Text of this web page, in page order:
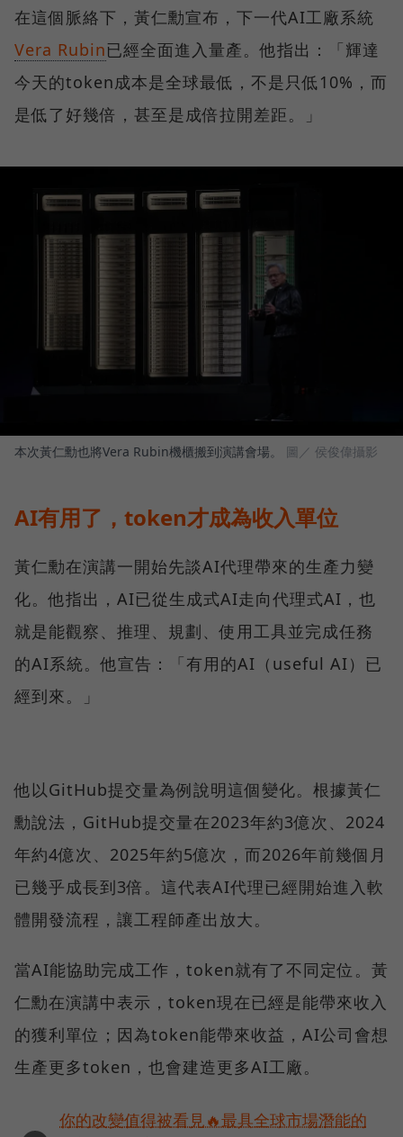
在這個脈絡下，黃仁勳宣布，下一代AI工廠系統
Vera Rubin已經全面進入量產。他指出：「輝達
今天的token成本是全球最低，不是只低10%，而
是低了好幾倍，甚至是成倍拉開差距。」
本次黃仁勳也將Vera Rubin機櫃搬到演講會場。 圖／ 侯俊偉攝影
AI有用了，token才成為收入單位
黃仁勳在演講一開始先談AI代理帶來的生產力變
化。他指出，AI已從生成式AI走向代理式AI，也
就是能觀察、推理、規劃、使用工具並完成任務
的AI系統。他宣告：「有用的AI（useful AI）已
經到來。」
他以GitHub提交量為例說明這個變化。根據黃仁
勳說法，GitHub提交量在2023年約3億次、2024
年約4億次、2025年約5億次，而2026年前幾個月
已幾乎成長到3倍。這代表AI代理已經開始進入軟
體開發流程，讓工程師產出放大。
當AI能協助完成工作，token就有了不同定位。黃
仁勳在演講中表示，token現在已經是能帶來收入
的獲利單位；因為token能帶來收益，AI公司會想
生產更多token，也會建造更多AI工廠。
你的改變值得被看見🔥最具全球市場潛能的